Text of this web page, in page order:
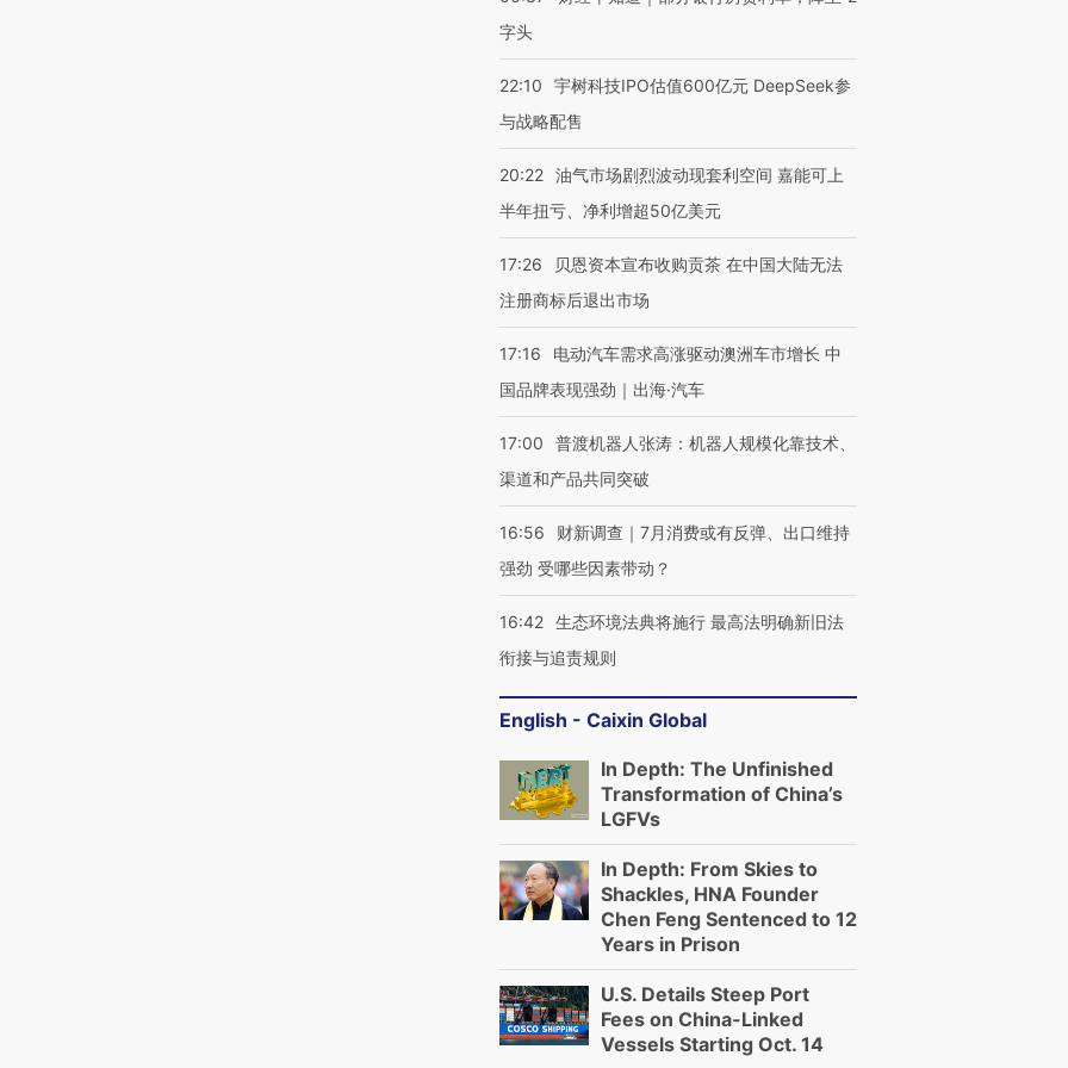
字头
22:10
宇树科技IPO估值600亿元 DeepSeek参
与战略配售
20:22 油气市场剧烈波动现套利空间 嘉能可上
半年扭亏、净利增超50亿美元
17:26
贝恩资本宣布收购贡茶 在中国大陆无法
注册商标后退出市场
17:16
电动汽车需求高涨驱动澳洲车市增长 中
国品牌表现强劲｜出海·汽车
17:00
普渡机器人张涛：机器人规模化靠技术、
渠道和产品共同突破
16:56
财新调查｜7月消费或有反弹、出口维持
强劲 受哪些因素带动？
16:42 生态环境法典将施行 最高法明确新旧法
衔接与追责规则
English - Caixin Global
In Depth: The Unfinished
Transformation of China’s
LGFVs
In Depth: From Skies to
Shackles, HNA Founder
Chen Feng Sentenced to 12
Years in Prison
U.S. Details Steep Port
Fees on China-Linked
Vessels Starting Oct. 14